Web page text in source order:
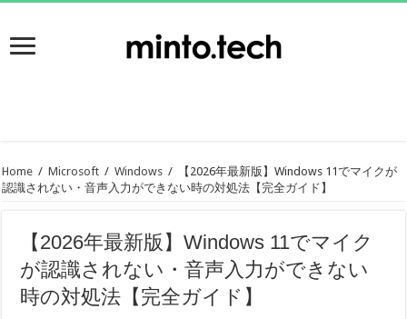
Home / Microsoft / Windows /
【2026年最新版】Windows 11でマイクが
認識されない・音声入力ができない時の対処法【完全ガイド】
【2026年最新版】Windows 11でマイク
が認識されない・音声入力ができない
時の対処法【完全ガイド】